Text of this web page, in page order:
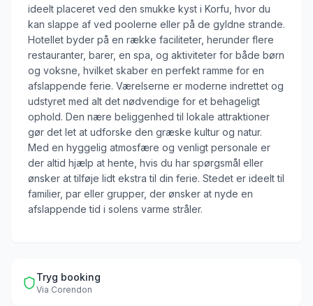
ideelt placeret ved den smukke kyst i Korfu, hvor du
kan slappe af ved poolerne eller på de gyldne strande.
Hotellet byder på en række faciliteter, herunder flere
restauranter, barer, en spa, og aktiviteter for både børn
og voksne, hvilket skaber en perfekt ramme for en
afslappende ferie. Værelserne er moderne indrettet og
udstyret med alt det nødvendige for et behageligt
ophold. Den nære beliggenhed til lokale attraktioner
gør det let at udforske den græske kultur og natur.
Med en hyggelig atmosfære og venligt personale er
der altid hjælp at hente, hvis du har spørgsmål eller
ønsker at tilføje lidt ekstra til din ferie. Stedet er ideelt til
familier, par eller grupper, der ønsker at nyde en
afslappende tid i solens varme stråler.
Tryg booking
Via Corendon